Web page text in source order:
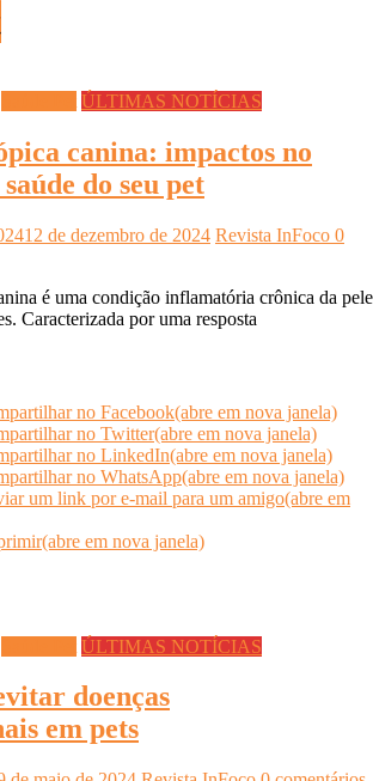
ÚLTIMAS NOTÍCIAS
canina: impactos no
do seu pet
12 de dezembro de 2024 Revista InFoco 0
é uma condição inflamatória crônica da pele
Caracterizada por uma resposta
no Facebook(abre em nova janela)
no Twitter(abre em nova janela)
no LinkedIn(abre em nova janela)
no WhatsApp(abre em nova janela)
um link por e-mail para um amigo(abre em
em nova janela)
ÚLTIMAS NOTÍCIAS
doenças
em pets